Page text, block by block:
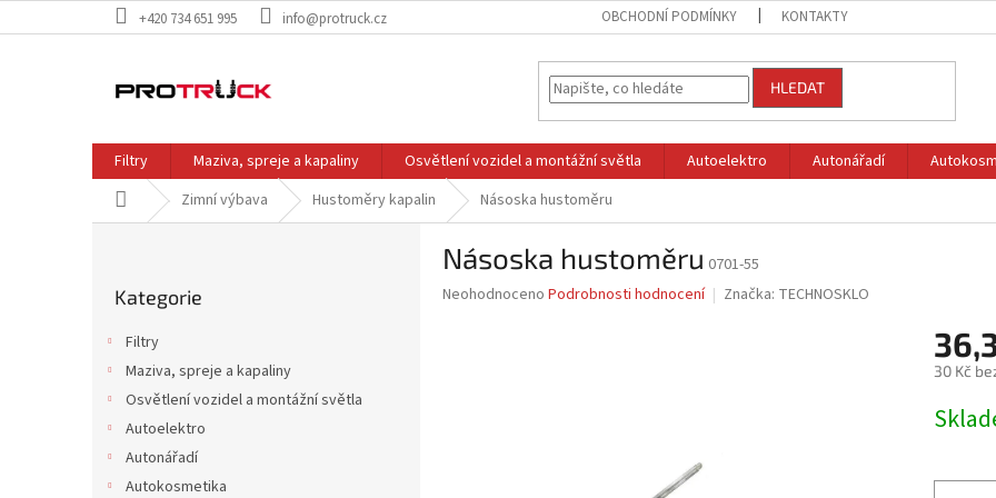
na
+420 734 651 995 info@protruck.cz OBCHODNÍ PODMÍNKY KONTAKTY
HLEDAT
Filtry Maziva, spreje a kapaliny Osvětlení vozidel a montážní světla Autoelektro Autonářadí
Domů Zimní výbava Hustoměry kapalin Násoska hustoměru
kategorie
Kategorie
Filtry
Maziva, spreje a kapaliny
Osvětlení vozidel a montážní světla
Autoelektro
Autonářadí
Autokosmetika
Násoska hustoměru 0701-55
Průměrné
Neohodnoceno Podrobnosti hodnocení Značka: TECHNOSKLO
30 Kč
cena: